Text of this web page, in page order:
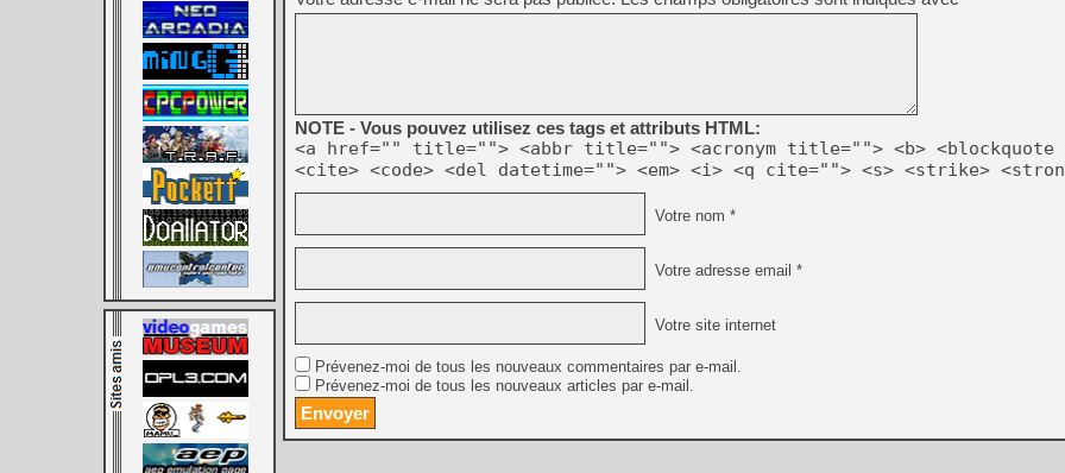
NOTE - Vous pouvez utilisez ces tags et attributs HTML:
<a href="" title=""> <abbr title=""> <acronym title=""> <b> <blockquote
<cite> <code> <del datetime=""> <em> <i> <q cite=""> <s> <strike>
Votre nom *
Votre adresse email *
Votre site internet
Prévenez-moi de tous les nouveaux commentaires par e-mail.
Prévenez-moi de tous les nouveaux articles par e-mail.